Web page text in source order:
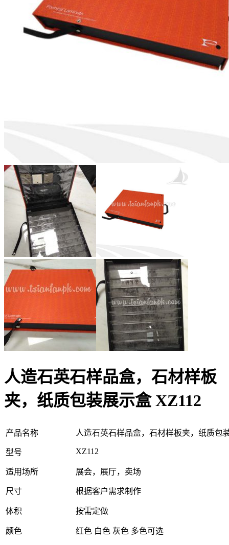
人造石英石样品盒，石材样板
夹，纸质包装展示盒 XZ112
产品名称 人造石英石样品盒，石材样板夹，纸质
型号 XZ112
适用场所 展会，展厅，卖场
尺寸 根据客户需求制作
体积 按需定做
颜色 红色 白色 灰色 多色可选